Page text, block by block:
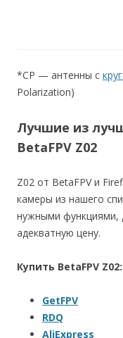
*CP — антенны с
Polarization)
Лучшие из
BetaFPV Z02
Z02 от BetaFPV и
камеры из нашего
нужными функциями,
адекватную цену.
Купить BetaFPV Z02:
GetFPV
RDQ
AliExpress